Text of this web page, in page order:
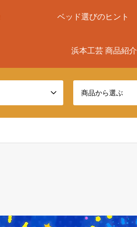
ベッド選びのヒント
浜本工芸 商品紹介
商品から選ぶ